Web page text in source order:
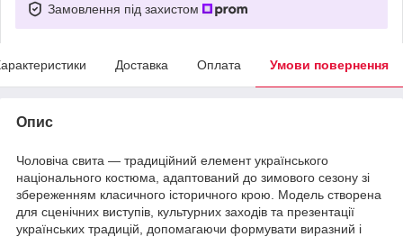
Замовлення під захистом
Доставка Оплата Умови повернення
Опис
Чоловіча свита — традиційний елемент українського
національного костюма, адаптований до зимового сезону зі
збереженням класичного історичного крою. Модель створена
для сценічних виступів, культурних заходів та презентації
українських традицій, допомагаючи формувати виразний і